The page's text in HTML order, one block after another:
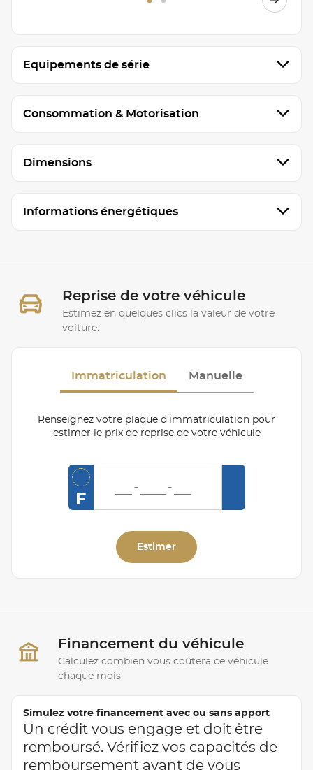
Equipements de série
Consommation & Motorisation
Dimensions
Informations énergétiques
Reprise de votre véhicule
Estimez en quelques clics la valeur de votre
voiture.
Immatriculation Manuelle
Renseignez votre plaque d’immatriculation pour
estimer le prix de reprise de votre véhicule
F
Estimer
Financement du véhicule
Calculez combien vous coûtera ce véhicule
chaque mois.
Simulez votre financement avec ou sans apport
Un crédit vous engage et doit être
remboursé. Vérifiez vos capacités de
remboursement avant de vous